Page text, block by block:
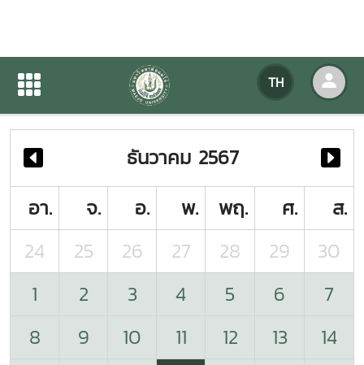
TH
ปฏิทินกิจกรรมของหน่วยงาน
ปฏิทินกิจกรรมของหน่วยงาน
ธันวาคม 2567
อา.
จ. อ. พ. พฤ. ศ.
ส.
24
25 26 27 28 29
30
1
2 3 4 5 6
7
8
9 10 11 12 13
14